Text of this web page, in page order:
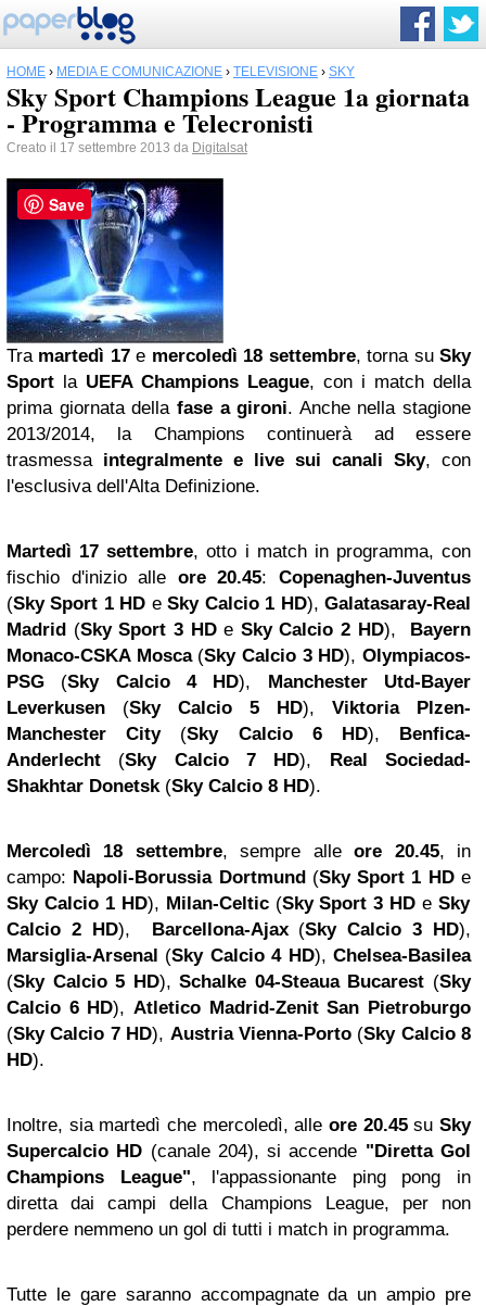
HOME › MEDIA E COMUNICAZIONE › TELEVISIONE › SKY
Sky Sport Champions League 1a giornata
- Programma e Telecronisti
Creato il 17 settembre 2013 da Digitalsat
Tra martedì 17e mercoledì 18 settembre, torna suSky
Sport la UEFA Champions League, con i match della
prima giornata della fase a gironi. Anche nella stagione
2013/2014, la Champions continuerà ad essere
trasmessa integralmente e live sui canali Sky, con
l'esclusiva dell'Alta Definizione.
Martedì 17 settembre, otto i match in programma, con
fischio d'inizio alle ore 20.45:Copenaghen-Juventus
(Sky Sport 1 HD eSky Calcio 1 HD),Galatasaray-Real
Madrid (Sky Sport 3 HDe Sky Calcio 2 HD), Bayern
Monaco-CSKA Mosca(Sky Calcio 3 HD),Olympiacos-
PSG (Sky Calcio 4 HD), ManchesterUtd-Bayer
Leverkusen (Sky Calcio 5 HD), Viktoria Plzen-
Manchester City(Sky Calcio 6 HD), Benfica-
Anderlecht (Sky Calcio 7 HD), Real Sociedad-
Shakhtar Donetsk(Sky Calcio 8 HD).
Mercoledì 18 settembre, sempre alleore 20.45, in
campo: Napoli-Borussia Dortmund(Sky Sport 1 HDe
Sky Calcio 1 HD), Milan-Celtic(Sky Sport 3 HD eSky
Calcio 2 HD), Barcellona-Ajax(Sky Calcio 3 HD),
Marsiglia-Arsenal (Sky Calcio 4 HD),Chelsea-Basilea
(Sky Calcio 5 HD),Schalke 04-Steaua Bucarest (Sky
Calcio 6 HD),Atletico Madrid-Zenit San Pietroburgo
(Sky Calcio 7 HD), Austria Vienna-Porto(Sky Calcio 8
HD).
Inoltre, sia martedì che mercoledì, alle ore 20.45suSky
Supercalcio HD (canale 204), si accende "Diretta Gol
Champions League", l'appassionante ping pong in
diretta dai campi della Champions League, per non
perdere nemmeno un gol di tutti i match in programma.
Tutte le gare saranno accompagnate da un ampio pre
Save